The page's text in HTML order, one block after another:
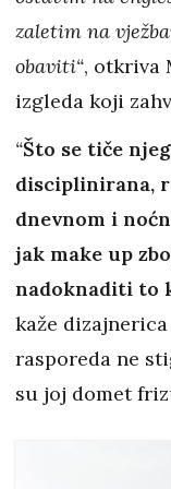
zaletim na
obaviti“, otkriva
izgleda koji
“Što se tiče
disciplinirana,
dnevnom i
jak make up
nadoknaditi to
kaže
rasporeda ne
su joj domet